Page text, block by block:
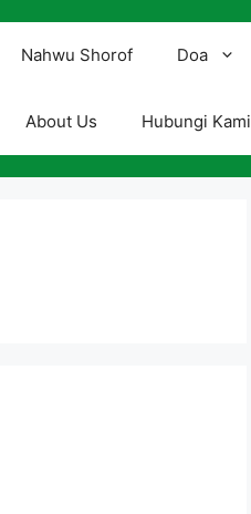
Nahwu Shorof Doa
About Us Hubungi Kami